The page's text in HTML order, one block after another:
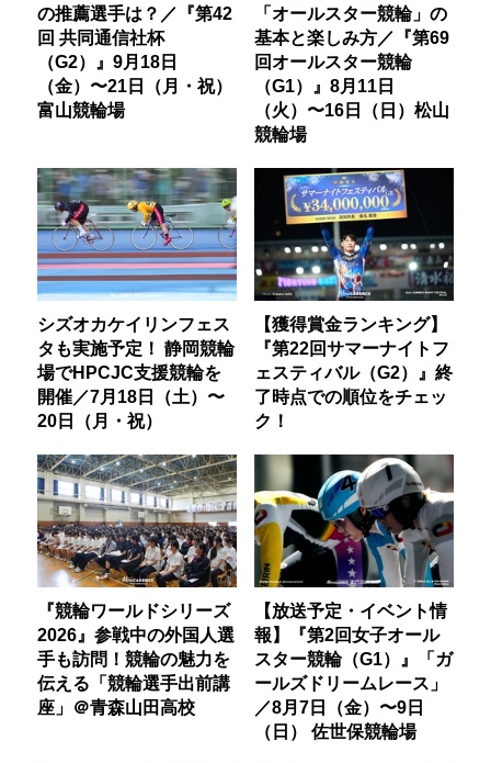
の推薦選手は？／『第42
回 共同通信社杯
（G2）』9月18日
（金）〜21日（月・祝）
富山競輪場
「オールスター競輪」の
基本と楽しみ方／『第69
回オールスター競輪
（G1）』8月11日
（火）〜16日（日）松山
競輪場
シズオカケイリンフェス
タも実施予定！ 静岡競輪
場でHPCJC支援競輪を
開催／7月18日（土）〜
20日（月・祝）
【獲得賞金ランキング】
『第22回サマーナイトフ
ェスティバル（G2）』終
了時点での順位をチェッ
ク！
『競輪ワールドシリーズ
2026』参戦中の外国人選
手も訪問！競輪の魅力を
伝える「競輪選手出前講
座」＠青森山田高校
【放送予定・イベント情
報】『第2回女子オール
スター競輪（G1）』「ガ
ールズドリームレース」
／8月7日（金）〜9日
（日） 佐世保競輪場